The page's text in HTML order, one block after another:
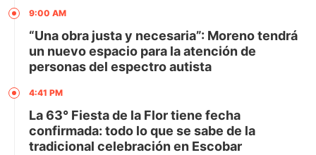
9:00 AM
“Una obra justa y necesaria”: Moreno tendrá
un nuevo espacio para la atención de
personas del espectro autista
4:41 PM
La 63° Fiesta de la Flor tiene fecha
confirmada: todo lo que se sabe de la
tradicional celebración en Escobar